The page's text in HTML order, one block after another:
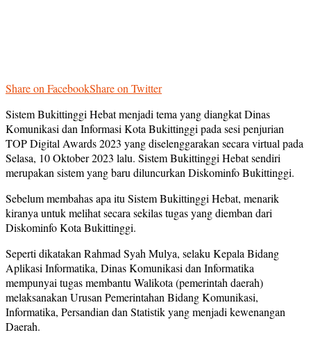
Share on FacebookShare on Twitter
Sistem Bukittinggi Hebat menjadi tema yang diangkat Dinas
Komunikasi dan Informasi Kota Bukittinggi pada sesi penjurian
TOP Digital Awards 2023 yang diselenggarakan secara virtual pada
Selasa, 10 Oktober 2023 lalu. Sistem Bukittinggi Hebat sendiri
merupakan sistem yang baru diluncurkan Diskominfo Bukittinggi.
Sebelum membahas apa itu Sistem Bukittinggi Hebat, menarik
kiranya untuk melihat secara sekilas tugas yang diemban dari
Diskominfo Kota Bukittinggi.
Seperti dikatakan Rahmad Syah Mulya, selaku Kepala Bidang
Aplikasi Informatika, Dinas Komunikasi dan Informatika
mempunyai tugas membantu Walikota (pemerintah daerah)
melaksanakan Urusan Pemerintahan Bidang Komunikasi,
Informatika, Persandian dan Statistik yang menjadi kewenangan
Daerah.